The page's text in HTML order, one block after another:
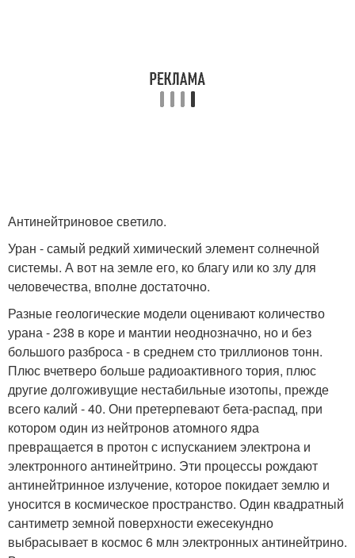
Антинейтриновое светило.
Уран - самый редкий химический элемент солнечной
системы. А вот на земле его, ко благу или ко злу для
человечества, вполне достаточно.
Разные геологические модели оценивают количество
урана - 238 в коре и мантии неоднозначно, но и без
большого разброса - в среднем сто триллионов тонн.
Плюс вчетверо больше радиоактивного тория, плюс
другие долгоживущие нестабильные изотопы, прежде
всего калий - 40. Они претерпевают бета-распад, при
котором один из нейтронов атомного ядра
превращается в протон с испусканием электрона и
электронного антинейтрино. Эти процессы рождают
антинейтринное излучение, которое покидает землю и
уносится в космическое пространство. Один квадратный
сантиметр земной поверхности ежесекундно
выбрасывает в космос 6 млн электронных антинейтрино.